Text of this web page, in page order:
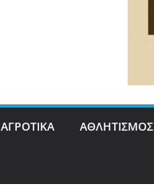
ΑΓΡΟΤΙΚΑ ΑΘΛΗΤΙΣΜΟΣ